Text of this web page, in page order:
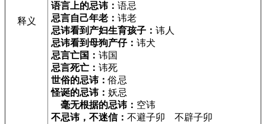
释义
语言上的忌讳： 语忌
忌言自己年老： 讳老
忌讳看到产妇生育孩子： 讳人
忌讳看到母狗产仔： 讳犬
忌言亡国： 讳国
忌言死亡： 讳死
世俗的忌讳：俗忌
怪诞的忌讳： 妖忌
毫无根据的忌讳： 空讳
不忌讳，不迷信： 不避子卯 不辟子卯